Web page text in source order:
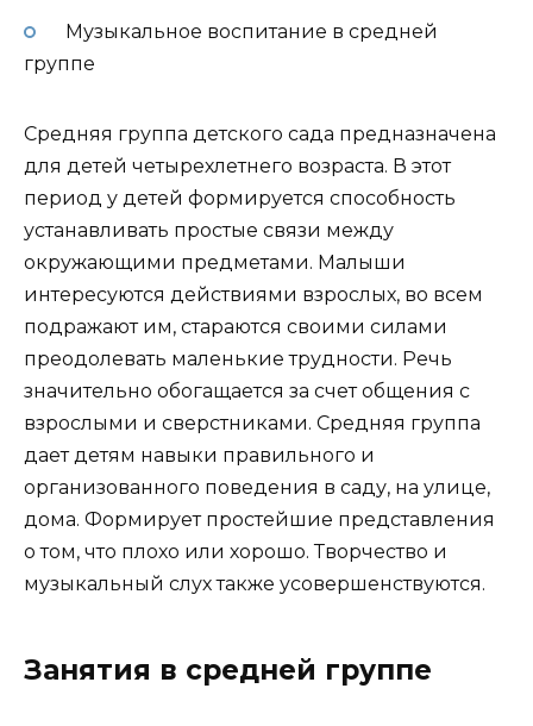
Музыкальное воспитание в средней
группе
Средняя группа детского сада предназначена
для детей четырехлетнего возраста. В этот
период у детей формируется способность
устанавливать простые связи между
окружающими предметами. Малыши
интересуются действиями взрослых, во всем
подражают им, стараются своими силами
преодолевать маленькие трудности. Речь
значительно обогащается за счет общения с
взрослыми и сверстниками. Средняя группа
дает детям навыки правильного и
организованного поведения в саду, на улице,
дома. Формирует простейшие представления
о том, что плохо или хорошо. Творчество и
музыкальный слух также усовершенствуются.
Занятия в средней группе